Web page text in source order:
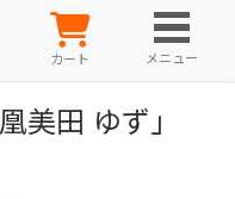
カート メニュー
美田 ゆず」